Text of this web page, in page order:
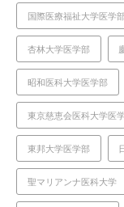
国際医療福祉大学医学
杏林大学医学部
昭和医科大学医学部
東京慈恵会医科大学医
東邦大学医学部
聖マリアンナ医科大学